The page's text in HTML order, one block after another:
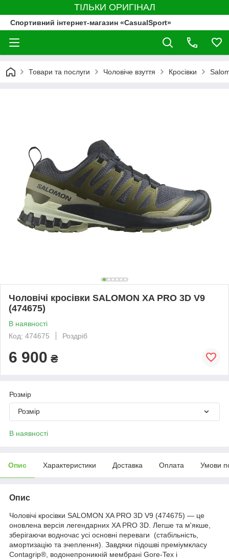
ТІЛЬКИ ОРИГІНАЛ
Спортивний інтернет-магазин «CasualSport»
Товари та послуги Чоловіче взуття Кросівки
Чоловічі кросівки SALOMON XA PRO 3D V9
(474675)
В наявності
Код: 474675
Роздріб
6 900 ₴
Розмір
Розмір
В наявності
Опис Характеристики Доставка Оплата Умови
Опис
Чоловічі кросівки SALOMON XA PRO 3D V9 (474675) — це
оновлена версія легендарних XA PRO 3D. Легше та м'якше,
зберігаючи водночас усі основні переваги (стабільність,
амортизацію та зчеплення). Завдяки підошві преміумкласу
Contagrip®, водонепроникній мембрані Gore-Tex і